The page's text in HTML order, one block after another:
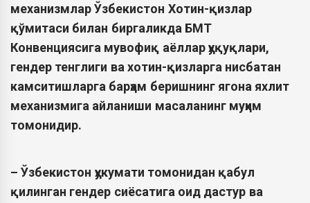
механизмлар Ўзбекистон Хотин-қизлар
қўмитаси билан биргаликда БМТ
Конвенциясига мувофиқ аёллар ҳуқуқлари,
гендер тенглиги ва хотин-қизларга нисбатан
камситишларга барҳам беришнинг ягона яхлит
механизмига айланиши масаланинг муҳим
томонидир.
–Ўзбекистон ҳукумати томонидан қабул
қилинган гендер сиёсатига оид дастур ва